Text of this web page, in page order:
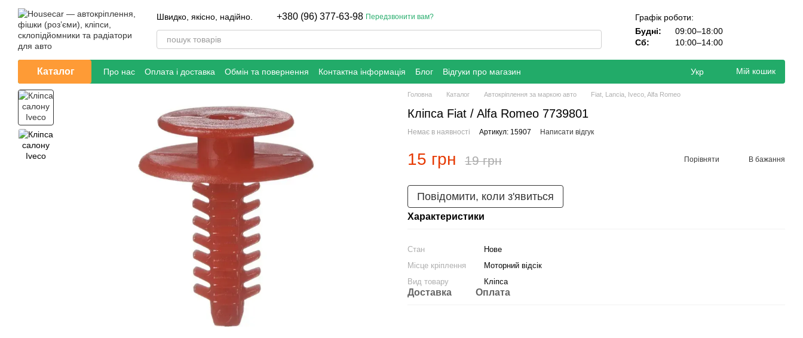
Перейти до основного контенту
Швидко, якісно, надійно.
+380 (96) 377-63-98 Передзвонити вам?
Графік роботи:
Будні:
09:00–18:00
Сб:
10:00–14:00
Каталог Про нас Оплата і доставка Обмін та повернення Контактна інформація Блог Відгуки про магазин Укр Мій кошик
Головна Каталог Автокріплення за маркою авто Fiat, Lancia, Iveco, Alfa Romeo
Кліпса Fiat / Alfa Romeo 7739801
Немає в наявності Артикул: 15907 Написати відгук
15 грн 19 грн Порівняти В бажання
Повідомити, коли з'явиться
Характеристики
Стан
Нове
Місце кріплення
Моторний відсік
Вид товару
Кліпса
Доставка Оплата